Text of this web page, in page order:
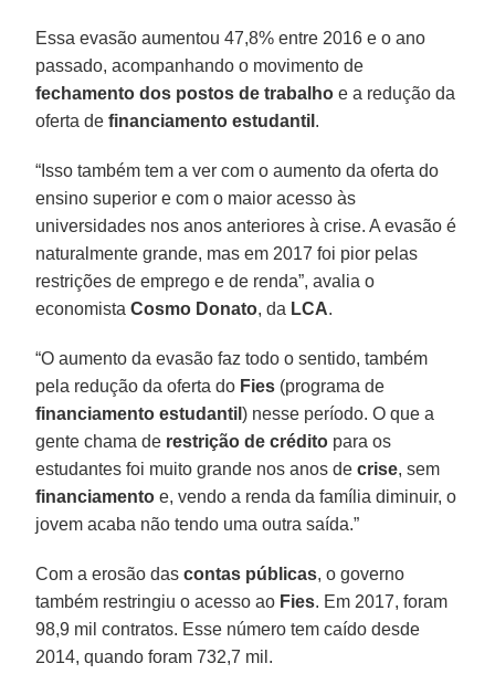
Essa evasão aumentou 47,8% entre 2016 e o ano
passado, acompanhando o movimento de
fechamento dos postos de trabalho e a redução da
oferta definanciamento estudantil .
“Isso também tem a ver com o aumento da oferta do
ensino superior e com o maior acesso às
universidades nos anos anteriores à crise. A evasão é
naturalmente grande, mas em 2017 foi pior pelas
restrições de emprego e de renda”, avalia o
economistaCosmo Donato, da LCA.
“O aumento da evasão faz todo o sentido, também
pela redução da oferta do Fies (programa de
financiamento estudantil) nesse período. O que a
gente chama de restrição de crédito para os
estudantes foi muito grande nos anos decrise, sem
financiamento e, vendo a renda da família diminuir, o
jovem acaba não tendo uma outra saída.”
Com a erosão dascontas públicas, o governo
também restringiu o acesso ao Fies. Em 2017, foram
98,9 mil contratos. Esse número tem caído desde
2014, quando foram 732,7 mil.